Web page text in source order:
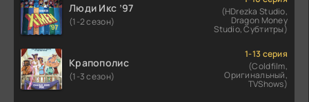
Люди Икс ’97
(1-2 сезон)
(HDrezka Studio,
Dragon Money
Studio, Субтитры)
Крапополис
(1-3 сезон)
1-13 серия
(Coldfilm,
Оригинальный,
TVShows)